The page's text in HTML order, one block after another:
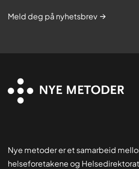
Meld deg på nyhetsbrev
Nye metoder er et samarbeid
helseforetakene og